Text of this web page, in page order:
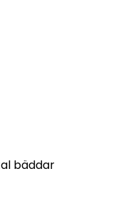
bäddar